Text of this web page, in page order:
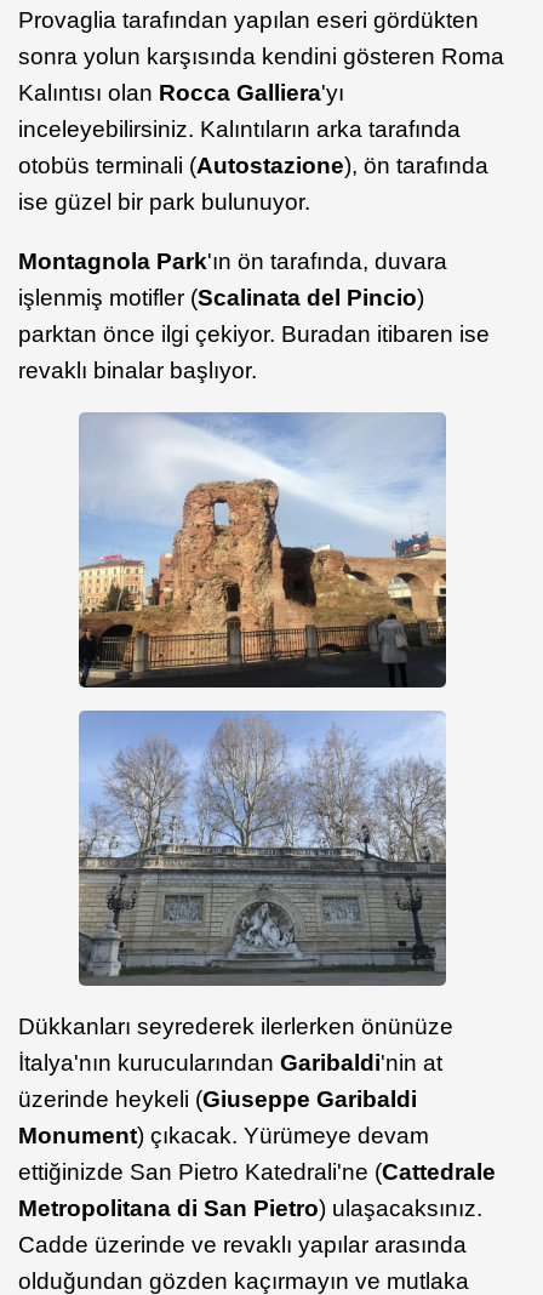
Provaglia tarafından yapılan eseri gördükten
sonra yolun karşısında kendini gösteren Roma
Kalıntısı olan Rocca Galliera'yı
inceleyebilirsiniz. Kalıntıların arka tarafında
otobüs terminali (Autostazione), ön tarafında
ise güzel bir park bulunuyor.
Montagnola Park'ın ön tarafında, duvara
işlenmiş motifler (Scalinata del Pincio)
parktan önce ilgi çekiyor. Buradan itibaren ise
revaklı binalar başlıyor.
Dükkanları seyrederek ilerlerken önünüze
İtalya'nın kurucularından Garibaldi'nin at
üzerinde heykeli (Giuseppe Garibaldi
Monument) çıkacak. Yürümeye devam
ettiğinizde San Pietro Katedrali'ne (Cattedrale
Metropolitana di San Pietro) ulaşacaksınız.
Cadde üzerinde ve revaklı yapılar arasında
olduğundan gözden kaçırmayın ve mutlaka